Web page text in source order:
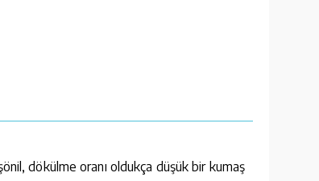
dökülme oranı oldukça düşük bir kumaş